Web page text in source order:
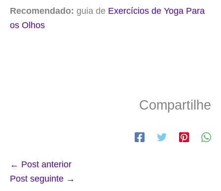
Recomendado: guia de Exercícios de Yoga Para
os Olhos
Compartilhe
← Post anterior
Post seguinte →